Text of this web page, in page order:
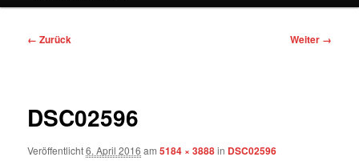
Bilder-
← Zurück Weiter →
DSC02596
Veröffentlicht6. April 2016 am5184 × 3888in DSC02596